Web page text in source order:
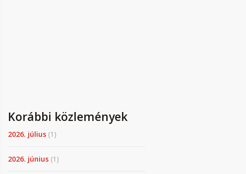
Korábbi közlemények
2026. július (1)
2026. június (1)